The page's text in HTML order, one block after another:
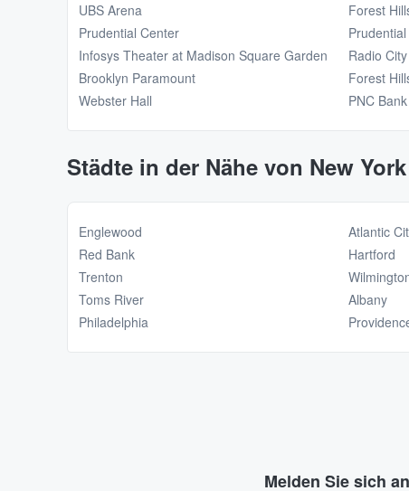
UBS Arena
Prudential Center
Infosys Theater at Madison Square Garden
Brooklyn Paramount
Webster Hall
Forest
Radio
Forest
PNC
Städte in der Nähe von New
Englewood
Red Bank
Trenton
Toms River
Philadelphia
Atlantic
Hartford
Albany
Melden Sie sich